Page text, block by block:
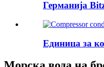
Германија
Единица за